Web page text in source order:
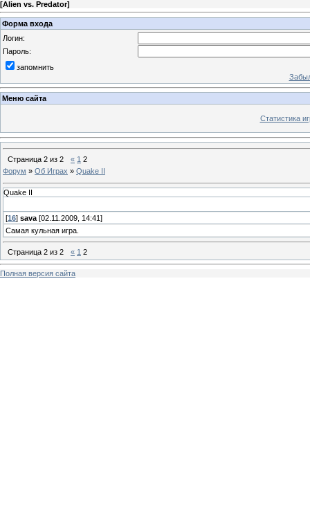
[Alien vs. Predator]
Форма входа
Логин:
Пароль:
запомнить
Меню сайта
Статистика
Страница 2 из 2 « 1 2
Форум » Об Играх » Quake II
Quake II
[16] sava [02.11.2009, 14:41]
Самая кульная игра.
Страница 2 из 2 « 1 2
Полная версия сайта